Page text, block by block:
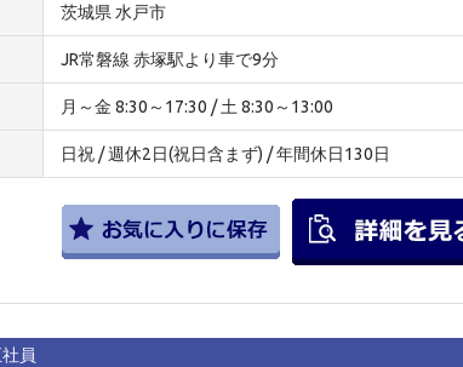
茨城県 水戸市
JR常磐線 赤塚駅より車で9分
月～金 8:30～17:30 / 土 8:30～13:00
日祝 / 週休2日(祝日含まず) / 年間休日130日
員